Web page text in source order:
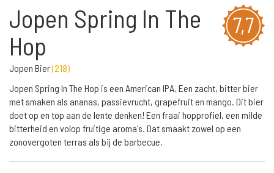
7,7
Jopen Spring In The
Hop
Jopen Bier(218)
Jopen Spring In The Hop is een American IPA. Een zacht, bitter bier
met smaken als ananas, passievrucht, grapefruit en mango. Dit bier
doet op en top aan de lente denken! Een fraai hopprofiel, een milde
bitterheid en volop fruitige aroma's. Dat smaakt zowel op een
zonovergoten terras als bij de barbecue.